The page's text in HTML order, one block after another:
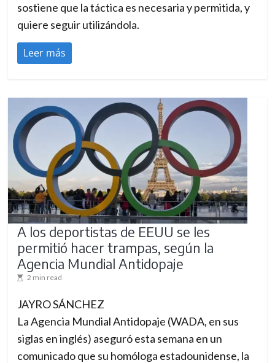
sostiene que la táctica es necesaria y permitida, y
quiere seguir utilizándola.
Leer más
A los deportistas de EEUU se les
permitió hacer trampas, según la
Agencia Mundial Antidopaje
2 min read
JAYRO SÁNCHEZ
La Agencia Mundial Antidopaje (WADA, en sus
siglas en inglés) aseguró esta semana en un
comunicado que su homóloga estadounidense, la